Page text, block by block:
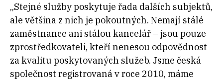
„Stejné služby poskytuje řada dalších subjektů,
ale většina z nich je pokoutných. Nemají stálé
zaměstnance ani stálou kancelář – jsou pouze
zprostředkovateli, kteří nenesou odpovědnost
za kvalitu poskytovaných služeb. Jsme česká
společnost registrovaná v roce 2010, máme